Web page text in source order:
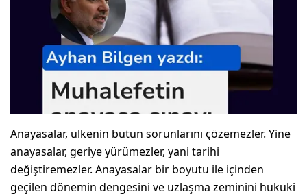
Anayasalar, ülkenin bütün sorunlarını çözemezler. Yine
anayasalar, geriye yürümezler, yani tarihi
değiştiremezler. Anayasalar bir boyutu ile içinden
geçilen dönemin dengesini ve uzlaşma zeminini hukuki